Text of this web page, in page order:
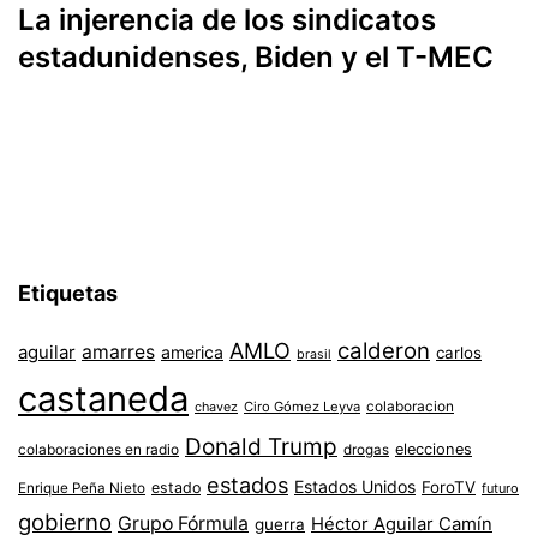
La injerencia de los sindicatos
estadunidenses, Biden y el T-MEC
Etiquetas
aguilar amarres america AMLO brasil calderon carlos
castaneda chavez Ciro Gómez Leyva colaboracion
colaboraciones en radio Donald Trump drogas elecciones
Enrique Peña Nieto estado estados Estados Unidos ForoTV futuro
gobierno Grupo Fórmula guerra Héctor Aguilar Camín